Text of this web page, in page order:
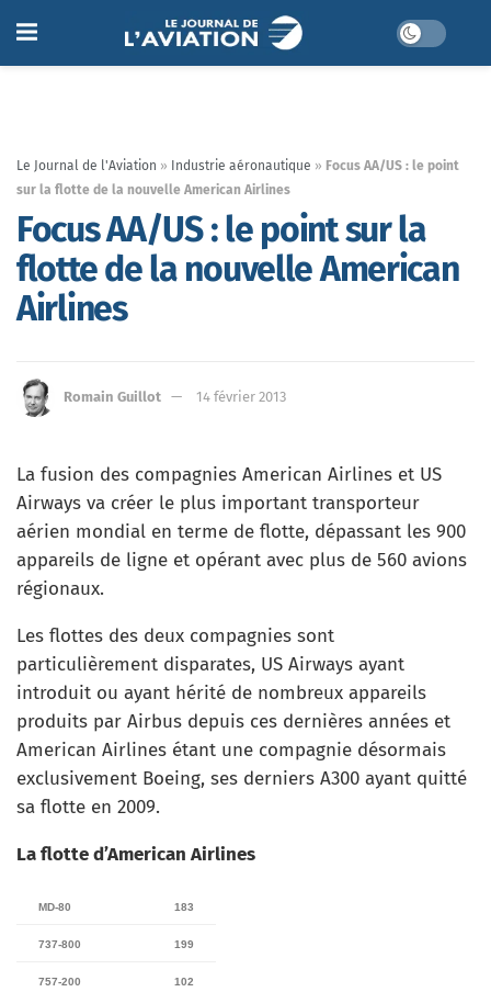
Le Journal de l'Aviation » Industrie aéronautique » Focus AA/US : le point
sur la flotte de la nouvelle American Airlines
Focus AA/US : le point sur la
flotte de la nouvelle American
Airlines
Romain Guillot 14 février 2013
La fusion des compagnies American Airlines et US
Airways va créer le plus important transporteur
aérien mondial en terme de flotte, dépassant les 900
appareils de ligne et opérant avec plus de 560 avions
régionaux.
Les flottes des deux compagnies sont
particulièrement disparates, US Airways ayant
introduit ou ayant hérité de nombreux appareils
produits par Airbus depuis ces dernières années et
American Airlines étant une compagnie désormais
exclusivement Boeing, ses derniers A300 ayant quitté
sa flotte en 2009.
La flotte d’American Airlines
MD-80 183
737-800 199
757-200 102